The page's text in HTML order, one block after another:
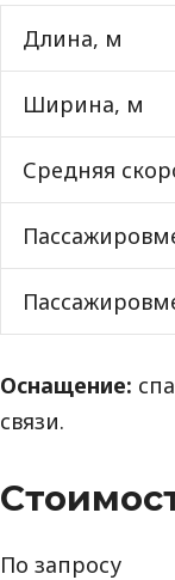
Длина, м
Ширина, м
Средняя
Оснащение:
связи.
По запросу